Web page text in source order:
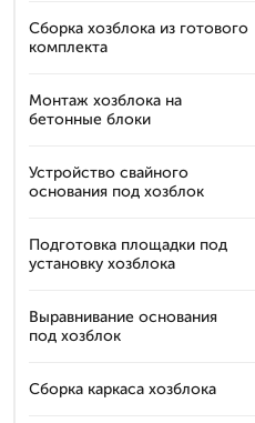
Сборка хозблока из готового
комплекта
Монтаж хозблока на
бетонные блоки
Устройство свайного
основания под хозблок
Подготовка площадки под
установку хозблока
Выравнивание основания
под хозблок
Сборка каркаса хозблока